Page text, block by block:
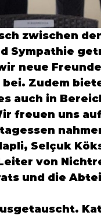
zwischen
Sympathie
neue
Zudem
auch in
freuen uns
Selçuk
von
und die